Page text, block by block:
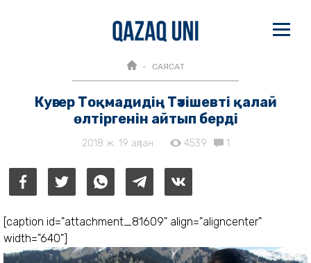
САЯСАТ
Куәгер Тоқмадидің Тәтішевті қалай
өлтіргенін айтып берді
2018 ж. 19 ақпан 4539 1
[caption id="attachment_81609" align="aligncenter"
width="640"]